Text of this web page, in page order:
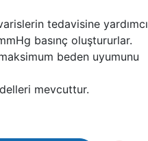
tedavisine yardımcı
basınç oluştururlar.
beden uyumunu
mevcuttur.